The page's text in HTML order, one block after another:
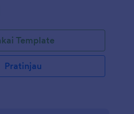
dan kenangan dari
alat dan integrasi JotForm.
sertakan konten visual dan
alumni Anda untuk berbagi
mereka, ubah warna,
dan sematkan formulir ke situs
Template
Pratinjau